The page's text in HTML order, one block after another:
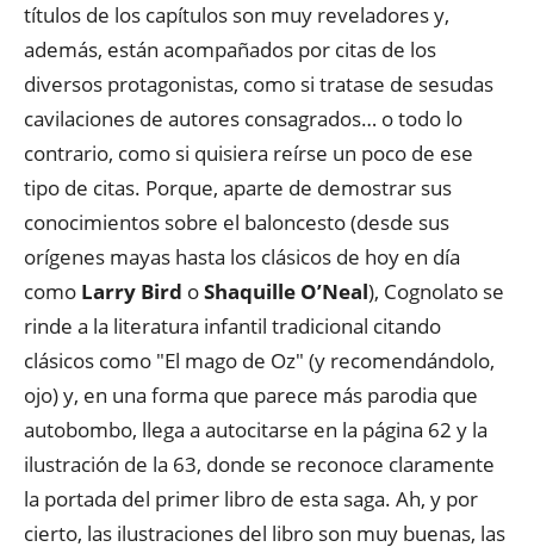
títulos de los capítulos son muy reveladores y,
además, están acompañados por citas de los
diversos protagonistas, como si tratase de sesudas
cavilaciones de autores consagrados… o todo lo
contrario, como si quisiera reírse un poco de ese
tipo de citas. Porque, aparte de demostrar sus
conocimientos sobre el baloncesto (desde sus
orígenes mayas hasta los clásicos de hoy en día
como Larry Bird oShaquille O’Neal), Cognolato se
rinde a la literatura infantil tradicional citando
clásicos como "El mago de Oz" (y recomendándolo,
ojo) y, en una forma que parece más parodia que
autobombo, llega a autocitarse en la página 62 y la
ilustración de la 63, donde se reconoce claramente
la portada del primer libro de esta saga. Ah, y por
cierto, las ilustraciones del libro son muy buenas, las